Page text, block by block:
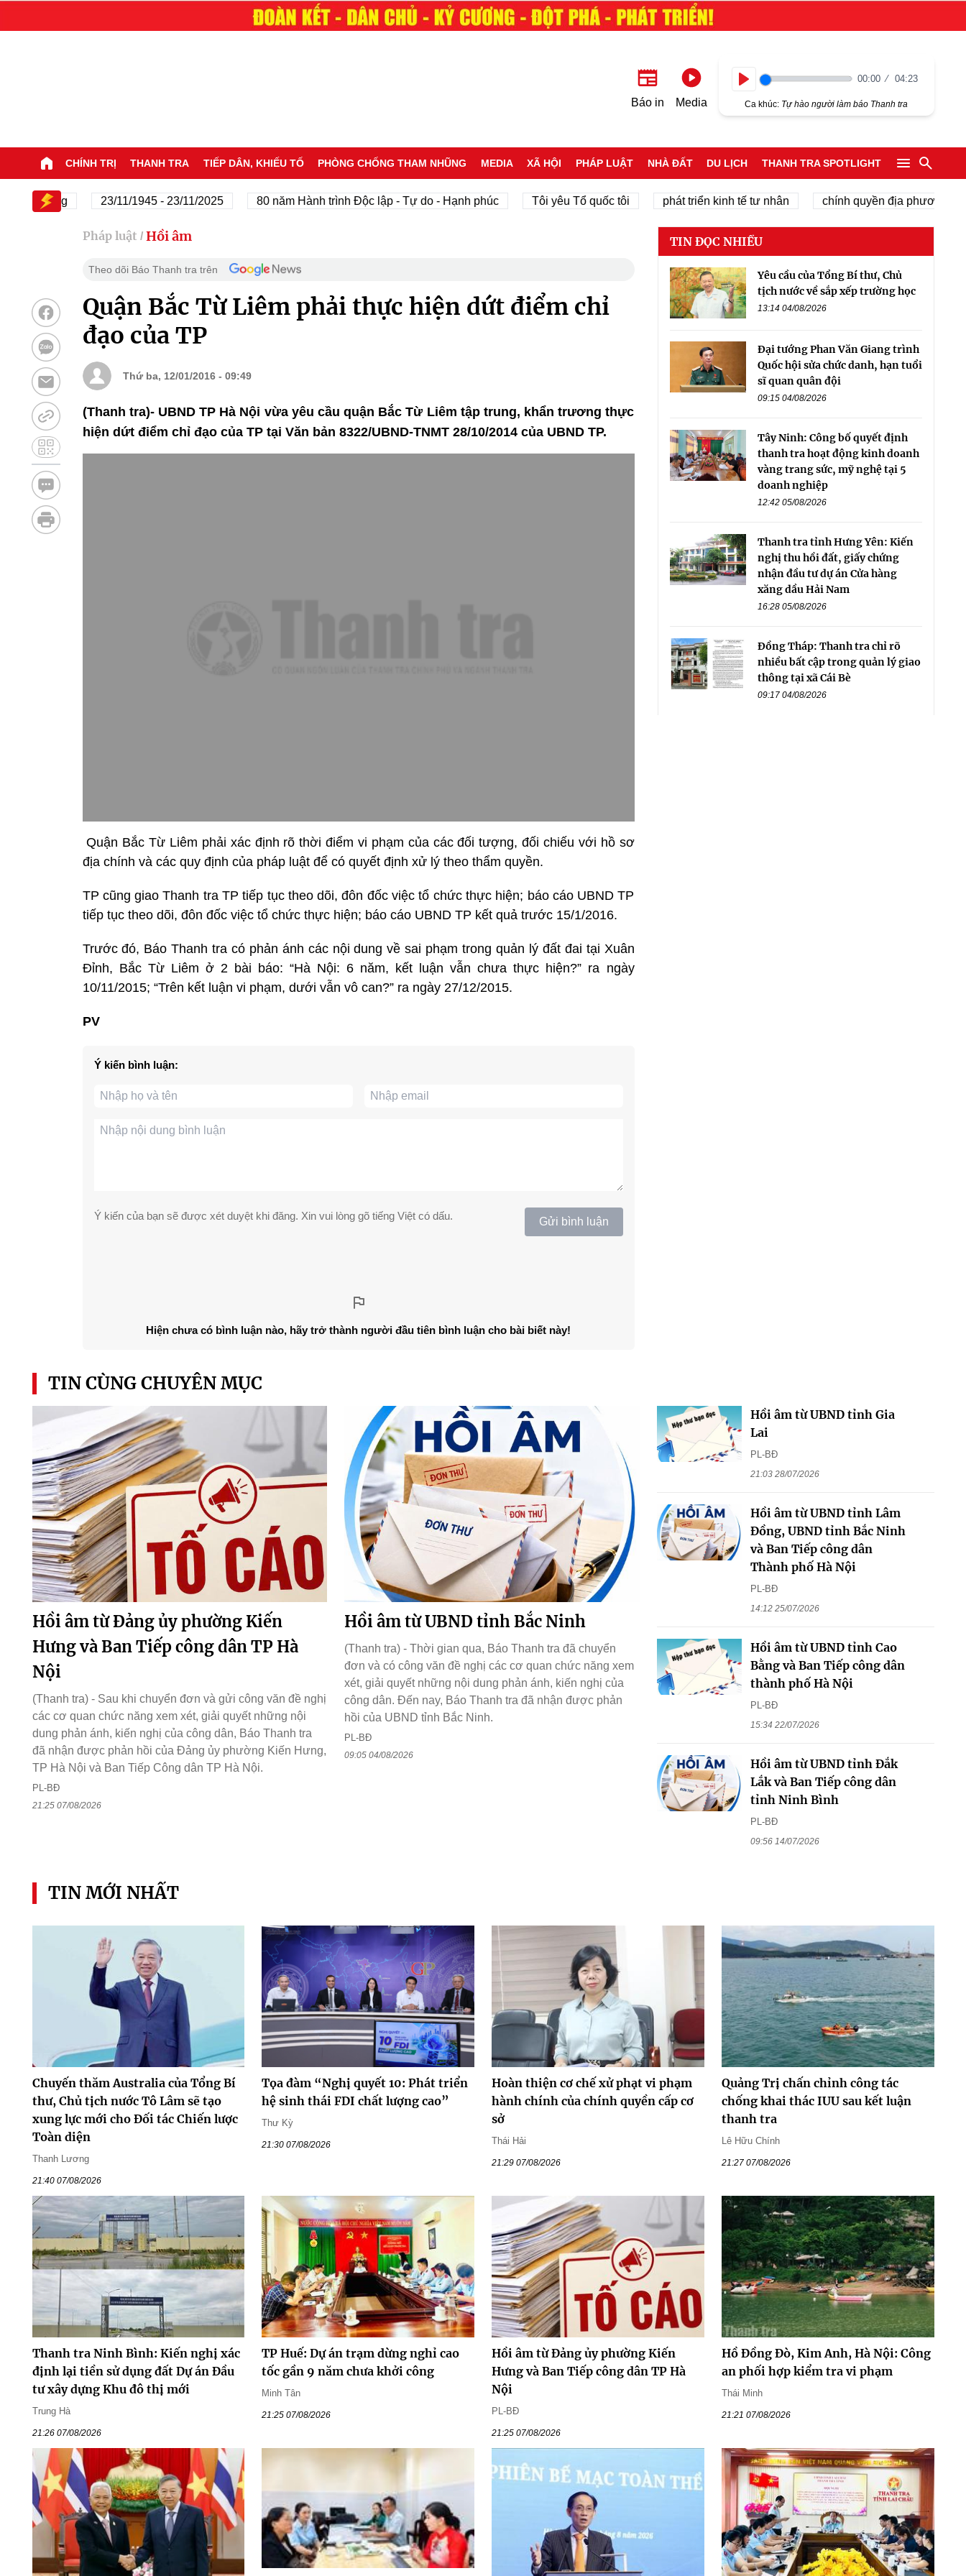
Báo in Media
00:00 04:23
Ca khúc: Tự hào người làm báo Thanh tra
CHÍNH TRỊ THANH TRA TIẾP DÂN, KHIẾU TỐ PHÒNG CHỐNG THAM NHŨNG MEDIA XÃ HỘI PHÁP LUẬT NHÀ ĐẤT DU LỊCH THANH TRA SPOTLIGHT
23/11/1945 - 23/11/2025 80 năm Hành trình Độc lập - Tự do - Hạnh phúc Tôi yêu Tổ quốc tôi phát triển kinh tế tư nhân chính quyền địa phương 2 cấp
Pháp luật / Hồi âm
Theo dõi Báo Thanh tra trên
Quận Bắc Từ Liêm phải thực hiện dứt điểm chỉ
đạo của TP
Thứ ba, 12/01/2016 - 09:49
(Thanh tra)- UBND TP Hà Nội vừa yêu cầu quận Bắc Từ Liêm tập trung, khẩn trương thực
hiện dứt điểm chỉ đạo của TP tại Văn bản 8322/UBND-TNMT 28/10/2014 của UBND TP.
Quận Bắc Từ Liêm phải xác định rõ thời điểm vi phạm của các đối tượng, đối chiếu với hồ sơ
địa chính và các quy định của pháp luật để có quyết định xử lý theo thẩm quyền.
TP cũng giao Thanh tra TP tiếp tục theo dõi, đôn đốc việc tổ chức thực hiện; báo cáo UBND TP
tiếp tục theo dõi, đôn đốc việc tổ chức thực hiện; báo cáo UBND TP kết quả trước 15/1/2016.
Trước đó, Báo Thanh tra có phản ánh các nội dung về sai phạm trong quản lý đất đai tại Xuân
Đỉnh, Bắc Từ Liêm ở 2 bài báo: “Hà Nội: 6 năm, kết luận vẫn chưa thực hiện?” ra ngày
10/11/2015; “Trên kết luận vi phạm, dưới vẫn vô can?” ra ngày 27/12/2015.
PV
Ý kiến bình luận:
Ý kiến của bạn sẽ được xét duyệt khi đăng. Xin vui lòng gõ tiếng Việt có dấu. Gửi bình luận
Hiện chưa có bình luận nào, hãy trở thành người đầu tiên bình luận cho bài biết này!
TIN ĐỌC NHIỀU
Yêu cầu của Tổng Bí thư, Chủ
tịch nước về sắp xếp trường học
13:14 04/08/2026
Đại tướng Phan Văn Giang trình
Quốc hội sửa chức danh, hạn tuổi
sĩ quan quân đội
09:15 04/08/2026
Tây Ninh: Công bố quyết định
thanh tra hoạt động kinh doanh
vàng trang sức, mỹ nghệ tại 5
doanh nghiệp
12:42 05/08/2026
Thanh tra tỉnh Hưng Yên: Kiến
nghị thu hồi đất, giấy chứng
nhận đầu tư dự án Cửa hàng
xăng dầu Hải Nam
16:28 05/08/2026
Đồng Tháp: Thanh tra chỉ rõ
nhiều bất cập trong quản lý giao
thông tại xã Cái Bè
09:17 04/08/2026
TIN CÙNG CHUYÊN MỤC
Hồi âm từ Đảng ủy phường Kiến
Hưng và Ban Tiếp công dân TP Hà
Nội
(Thanh tra) - Sau khi chuyển đơn và gửi công văn đề nghị
các cơ quan chức năng xem xét, giải quyết những nội
dung phản ánh, kiến nghị của công dân, Báo Thanh tra
đã nhận được phản hồi của Đảng ủy phường Kiến Hưng,
TP Hà Nội và Ban Tiếp Công dân TP Hà Nội.
PL-BĐ
21:25 07/08/2026
Hồi âm từ UBND tỉnh Bắc Ninh
(Thanh tra) - Thời gian qua, Báo Thanh tra đã chuyển
đơn và có công văn đề nghị các cơ quan chức năng xem
xét, giải quyết những nội dung phản ánh, kiến nghị của
công dân. Đến nay, Báo Thanh tra đã nhận được phản
hồi của UBND tỉnh Bắc Ninh.
PL-BĐ
09:05 04/08/2026
Hồi âm từ UBND tỉnh Gia
Lai
PL-BĐ
21:03 28/07/2026
Hồi âm từ UBND tỉnh Lâm
Đồng, UBND tỉnh Bắc Ninh
và Ban Tiếp công dân
Thành phố Hà Nội
PL-BĐ
14:12 25/07/2026
Hồi âm từ UBND tỉnh Cao
Bằng và Ban Tiếp công dân
thành phố Hà Nội
PL-BĐ
15:34 22/07/2026
Hồi âm từ UBND tỉnh Đắk
Lắk và Ban Tiếp công dân
tỉnh Ninh Bình
PL-BĐ
09:56 14/07/2026
TIN MỚI NHẤT
Chuyến thăm Australia của Tổng Bí
thư, Chủ tịch nước Tô Lâm sẽ tạo
xung lực mới cho Đối tác Chiến lược
Toàn diện
Thanh Lương
21:40 07/08/2026
Tọa đàm “Nghị quyết 10: Phát triển
hệ sinh thái FDI chất lượng cao”
Thư Kỳ
21:30 07/08/2026
Hoàn thiện cơ chế xử phạt vi phạm
hành chính của chính quyền cấp cơ
sở
Thái Hải
21:29 07/08/2026
Quảng Trị chấn chỉnh công tác
chống khai thác IUU sau kết luận
thanh tra
Lê Hữu Chính
21:27 07/08/2026
Thanh tra Ninh Bình: Kiến nghị xác
định lại tiền sử dụng đất Dự án Đầu
tư xây dựng Khu đô thị mới
Trung Hà
21:26 07/08/2026
TP Huế: Dự án trạm dừng nghỉ cao
tốc gần 9 năm chưa khởi công
Minh Tân
21:25 07/08/2026
Hồi âm từ Đảng ủy phường Kiến
Hưng và Ban Tiếp công dân TP Hà
Nội
PL-BĐ
21:25 07/08/2026
Hồ Đồng Đò, Kim Anh, Hà Nội: Công
an phối hợp kiểm tra vi phạm
Thái Minh
21:21 07/08/2026